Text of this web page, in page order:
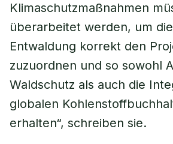
Klimaschutzmaßnahmen
überarbeitet werden, um
Entwaldung korrekt den
zuzuordnen und so sowohl
Waldschutz als auch die
globalen
erhalten“, schreiben sie.